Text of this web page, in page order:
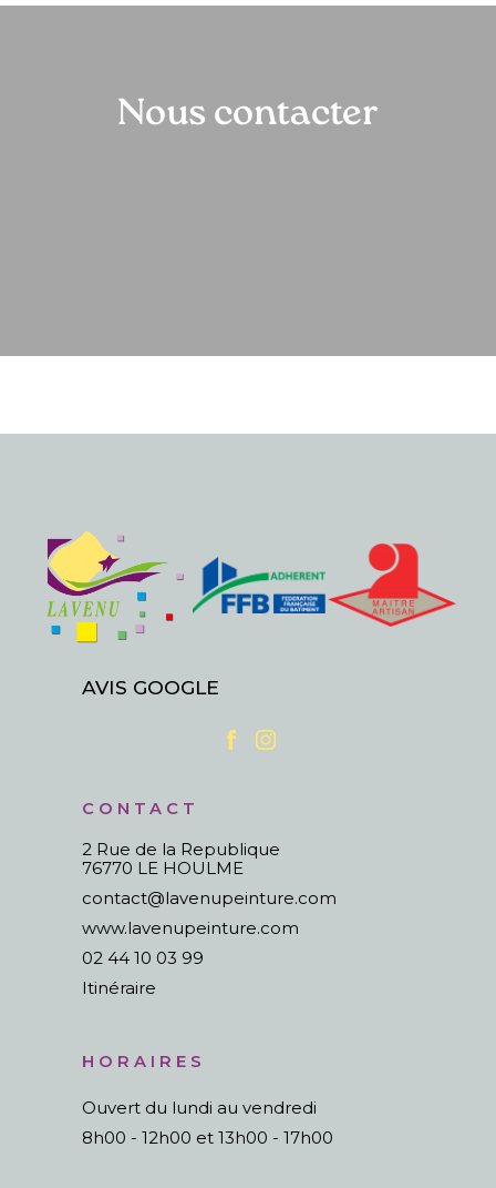
Nous contacter
AVIS GOOGLE
CONTACT
2 Rue de la Republique
76770 LE HOULME
contact@lavenupeinture.com
www.lavenupeinture.com
02 44 10 03 99
Itinéraire
HORAIRES
Ouvert du lundi au vendredi
8h00 - 12h00 et 13h00 - 17h00